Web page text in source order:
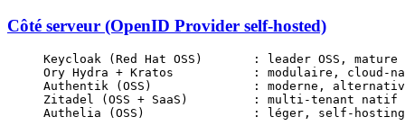
Côté serveur (OpenID Provider self-hosted)
Keycloak (Red Hat OSS)       : leader OSS, mature
Ory Hydra + Kratos           : modulaire, cloud-
Authentik (OSS)              : moderne,
Zitadel (OSS + SaaS)         : multi-tenant natif
Authelia (OSS)               : léger, self-hosting